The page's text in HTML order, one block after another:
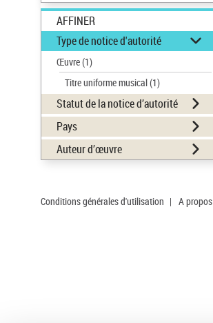
AFFINER
Type de notice d'autorité
Œuvre(1)
Titre uniforme musical(1)
Statut de la notice d’autorité
Pays
Auteur d’œuvre
Conditions générales d'utilisation | A propos